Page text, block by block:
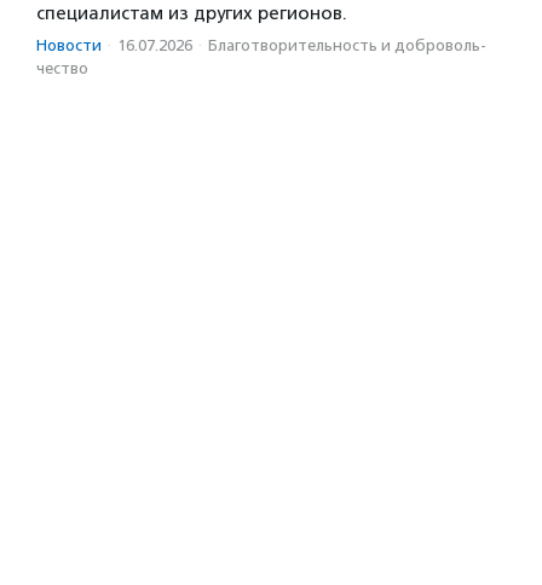
специалистам из других регионов.
Новости · 16.07.2026 · Благотвори­тель­ность и доброволь­
чест­во